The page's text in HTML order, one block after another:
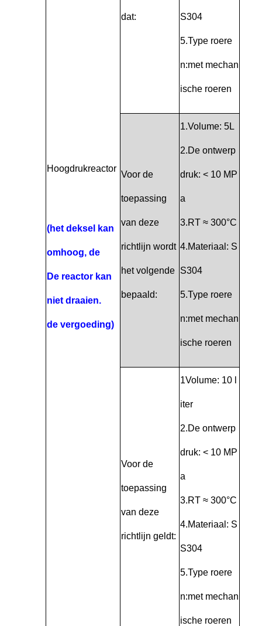
Hoogdrukreactor
(het deksel kan
omhoog, de
De reactor kan
niet draaien.
de vergoeding)
dat: S304
5.Type roere
n:met mechan
ische roeren
Voor de
toepassing
van deze
richtlijn wordt
het volgende
bepaald:
1.Volume: 5L
2.De ontwerp
druk: < 10 MP
a
3.RT ≈ 300°C
4.Materiaal: S
S304
5.Type roere
n:met mechan
ische roeren
Voor de
toepassing
van deze
richtlijn geldt:
1Volume: 10 l
iter
2.De ontwerp
druk: < 10 MP
a
3.RT ≈ 300°C
4.Materiaal: S
S304
5.Type roere
n:met mechan
ische roeren